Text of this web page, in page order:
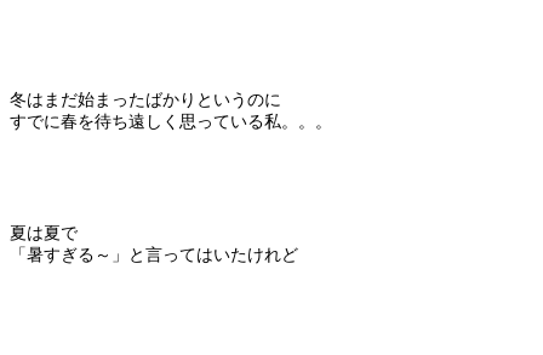
冬はまだ始まったばかりというのに
すでに春を待ち遠しく思っている私。。。
夏は夏で
「暑すぎる～」と言ってはいたけれど